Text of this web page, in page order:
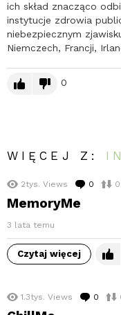
ich skład znacząco
instytucje zdrowia
niebezpiecznym
Niemczech, Francji,
0
WIĘCEJ Z:
2tys. Views 0 0
MemoryMe
3 lata temu
Czytaj więcej
1.3tys. Views 0